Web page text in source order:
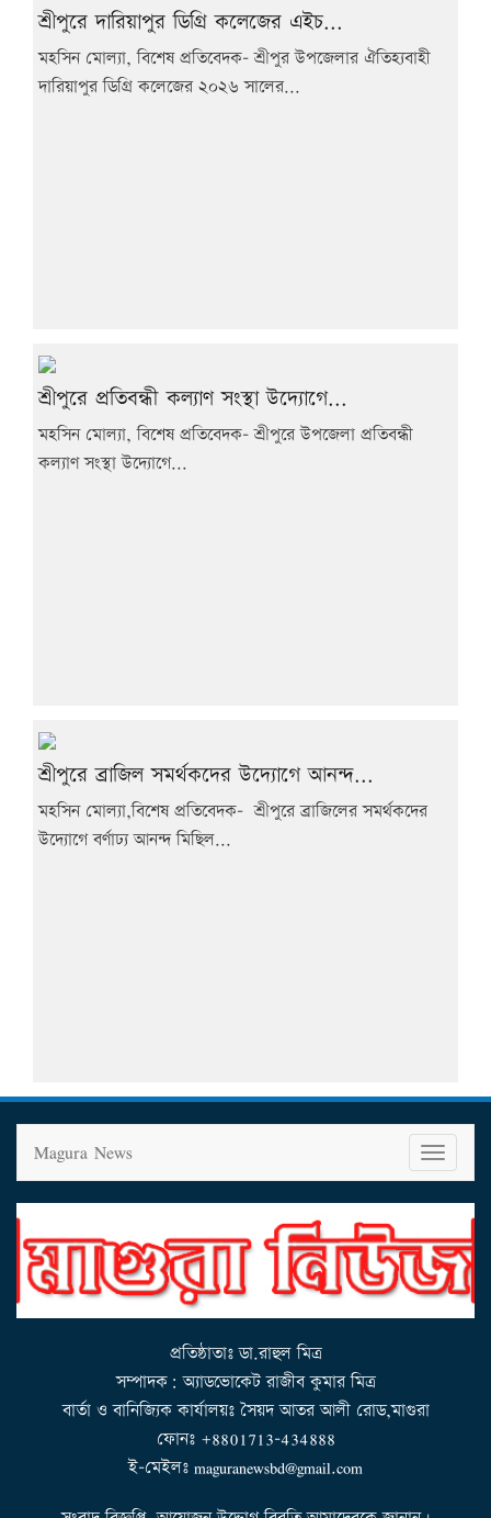
শ্রীপুরে দারিয়াপুর ডিগ্রি কলেজের এইচ...
মহসিন মোল্যা, বিশেষ প্রতিবেদক- শ্রীপুর উপজেলার ঐতিহ্যবাহী
দারিয়াপুর ডিগ্রি কলেজের ২০২৬ সালের...
শ্রীপুরে প্রতিবন্ধী কল্যাণ সংস্থা উদ্যোগে...
মহসিন মোল্যা, বিশেষ প্রতিবেদক- শ্রীপুরে উপজেলা প্রতিবন্ধী
কল্যাণ সংস্থা উদ্যোগে...
শ্রীপুরে ব্রাজিল সমর্থকদের উদ্যোগে আনন্দ...
মহসিন মোল্যা,বিশেষ প্রতিবেদক- শ্রীপুরে ব্রাজিলের সমর্থকদের
উদ্যোগে বর্ণাঢ্য আনন্দ মিছিল...
T
o
g
l
n
g
a
t
o
n
Magura News
প্রতিষ্ঠাতাঃ ডা.রাহুল মিত্র
সম্পাদক: অ্যাডভোকেট রাজীব কুমার মিত্র
বার্তা ও বানিজ্যিক কার্যালয়ঃ সৈয়দ আতর আলী রোড,মাগুরা
ফোনঃ +8801713-434888
ই-মেইলঃ maguranewsbd@gmail.com